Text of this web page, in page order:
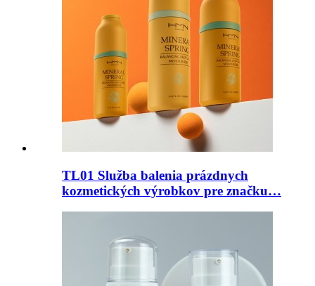
TL01 Služba balenia prázdnych
kozmetických výrobkov pre značku…